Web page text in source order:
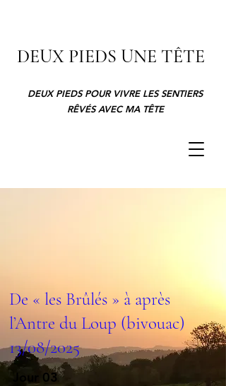
DEUX PIEDS UNE TÊTE
DEUX PIEDS POUR VIVRE LES SENTIERS
RÊVÉS AVEC MA TÊTE
De « les Brûlés » à après
l’Antre du Loup (bivouac)
13/08/2025
Jour 03